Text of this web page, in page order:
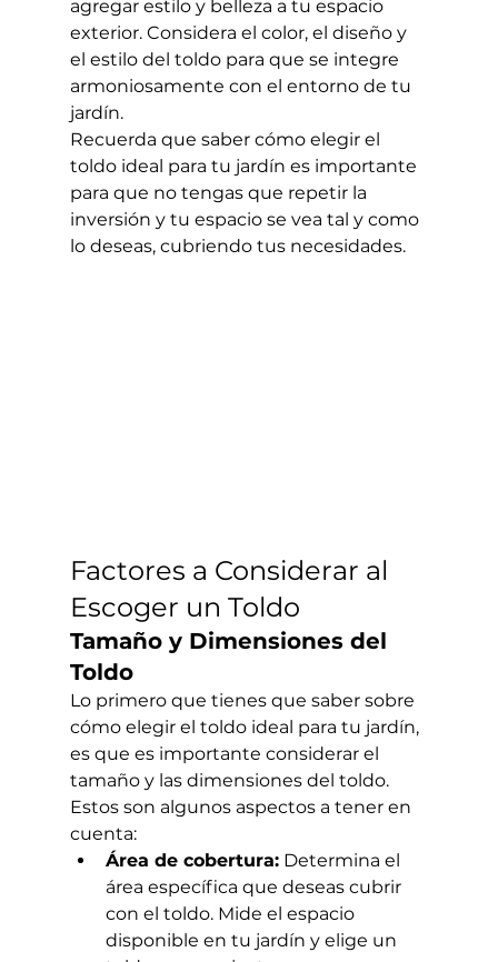
agregar estilo y belleza a tu espacio
exterior. Considera el color, el diseño y
el estilo del toldo para que se integre
armoniosamente con el entorno de tu
jardín.
Recuerda que saber cómo elegir el
toldo ideal para tu jardín es importante
para que no tengas que repetir la
inversión y tu espacio se vea tal y como
lo deseas, cubriendo tus necesidades.
Factores a Considerar al
Escoger un Toldo
Tamaño y Dimensiones del
Toldo
Lo primero que tienes que saber sobre
cómo elegir el toldo ideal para tu jardín,
es que es importante considerar el
tamaño y las dimensiones del toldo.
Estos son algunos aspectos a tener en
cuenta:
Área de cobertura: Determina el
área específica que deseas cubrir
con el toldo. Mide el espacio
disponible en tu jardín y elige un